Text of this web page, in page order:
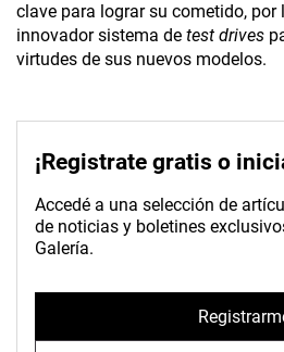
clave para lograr su cometido, por
innovador sistema de test drives
virtudes de sus nuevos modelos.
¡Registrate gratis o
Accedé a una selección de
de noticias y boletines
Galería.